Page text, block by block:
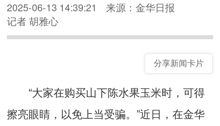
2025-06-13 14:39:21
来源：金华日报
记者 胡雅心
分享新闻卡片
“大家在购买山下陈水果玉米时，可得
擦亮眼睛，以免上当受骗。”近日，在金华